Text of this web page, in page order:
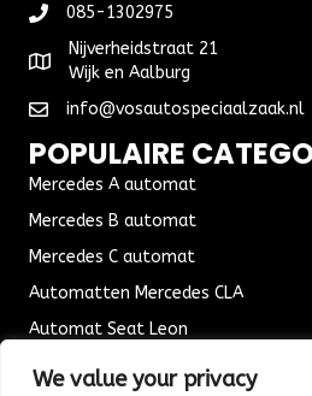
We value your privacy
aantal085-1302975
Nijverheidstraat 21
Wijk en Aalburg
info@vosautospeciaalzaak.nl
POPULAIRE
Mercedes A automat
Mercedes B automat
Mercedes C automat
Automatten Mercedes CLA
Automat Seat Leon
ALGEMENE